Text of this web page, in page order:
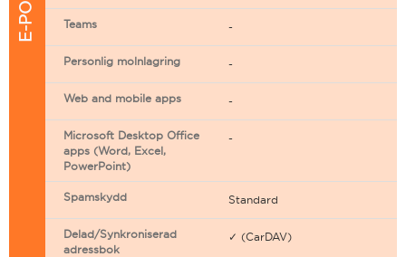
Teams -
Personlig molnlagring -
Web and mobile apps -
Microsoft Desktop Office
apps (Word, Excel,
PowerPoint)
-
Spamskydd Standard
Delad/Synkroniserad
adressbok
✓ (CarDAV)